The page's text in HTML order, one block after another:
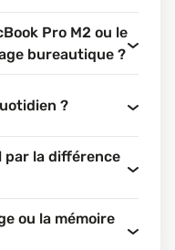
un ordinateur portable
adapté aux tâches
où se situent les
point par
OU SIMPLE
sur la qualité
dalle Liquid Retina
une résolution de
Pro M2 ou le
bureautique ?
?
par la différence
ou la mémoire